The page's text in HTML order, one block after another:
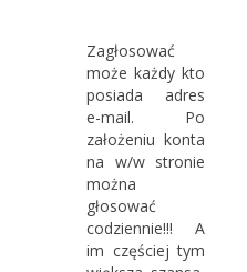
Zagłosować
może każdy kto
posiada adres
e-mail. Po
założeniu konta
na w/w stronie
można
głosować
codziennie!!! A
im częściej tym